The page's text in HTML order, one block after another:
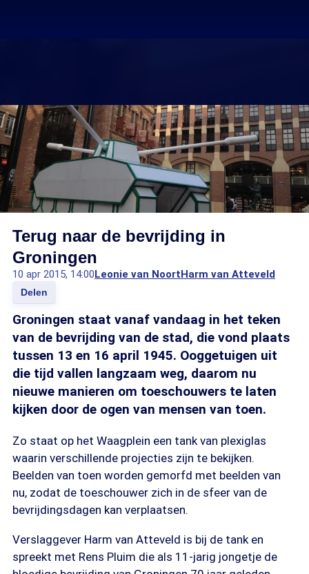
Terug naar de bevrijding in
Groningen
10 apr 2015, 14:00Leonie van NoortHarm van Atteveld
Delen
Groningen staat vanaf vandaag in het teken
van de bevrijding van de stad, die vond plaats
tussen 13 en 16 april 1945. Ooggetuigen uit
die tijd vallen langzaam weg, daarom nu
nieuwe manieren om toeschouwers te laten
kijken door de ogen van mensen van toen.
Zo staat op het Waagplein een tank van plexiglas
waarin verschillende projecties zijn te bekijken.
Beelden van toen worden gemorfd met beelden van
nu, zodat de toeschouwer zich in de sfeer van de
bevrijdingsdagen kan verplaatsen.
Verslaggever Harm van Atteveld is bij de tank en
spreekt met Rens Pluim die als 11-jarig jongetje de